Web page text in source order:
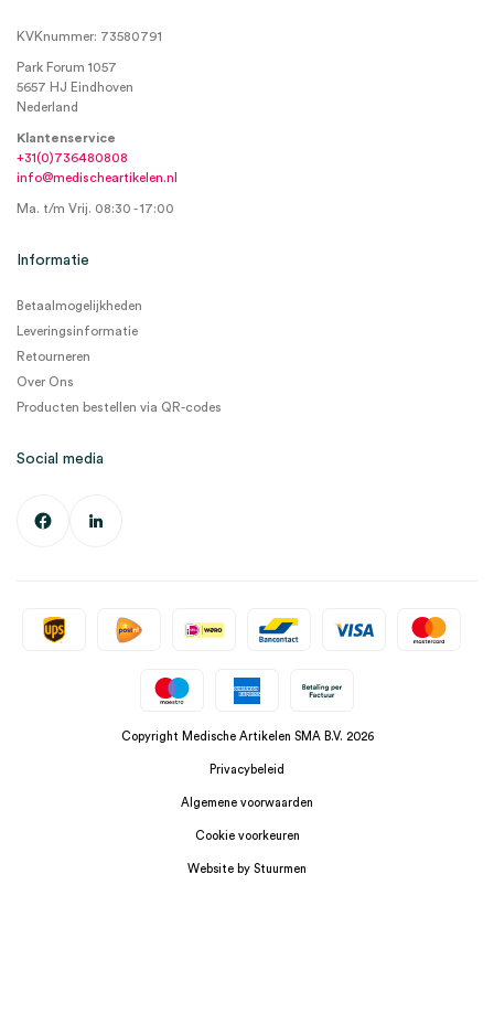
KVKnummer: 73580791
Park Forum 1057
5657 HJ Eindhoven
Nederland
Klantenservice
+31(0)736480808
info@medischeartikelen.nl
Ma. t/m Vrij. 08:30 - 17:00
Informatie
Betaalmogelijkheden
Leveringsinformatie
Retourneren
Over Ons
Producten bestellen via QR-codes
Social media
Copyright Medische Artikelen SMA B.V. 2026
Privacybeleid
Algemene voorwaarden
Cookie voorkeuren
Website by Stuurmen